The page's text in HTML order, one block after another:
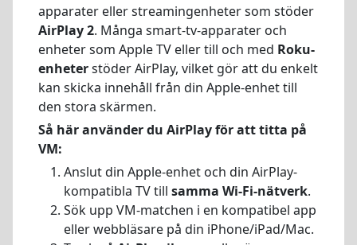
apparater eller streamingenheter som stöder
AirPlay 2. Många smart-tv-apparater och
enheter som Apple TV eller till och med Roku-
enheterstöder AirPlay, vilket gör att du enkelt
kan skicka innehåll från din Apple-enhet till
den stora skärmen.
Så här använder du AirPlay för att titta på
VM:
Anslut din Apple-enhet och din AirPlay-
kompatibla TV till samma Wi-Fi-nätverk.
Sök upp VM-matchen i en kompatibel app
eller webbläsare på din iPhone/iPad/Mac.